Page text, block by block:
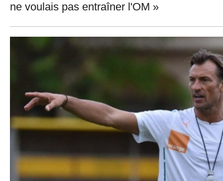
ne voulais pas entraîner l'OM »